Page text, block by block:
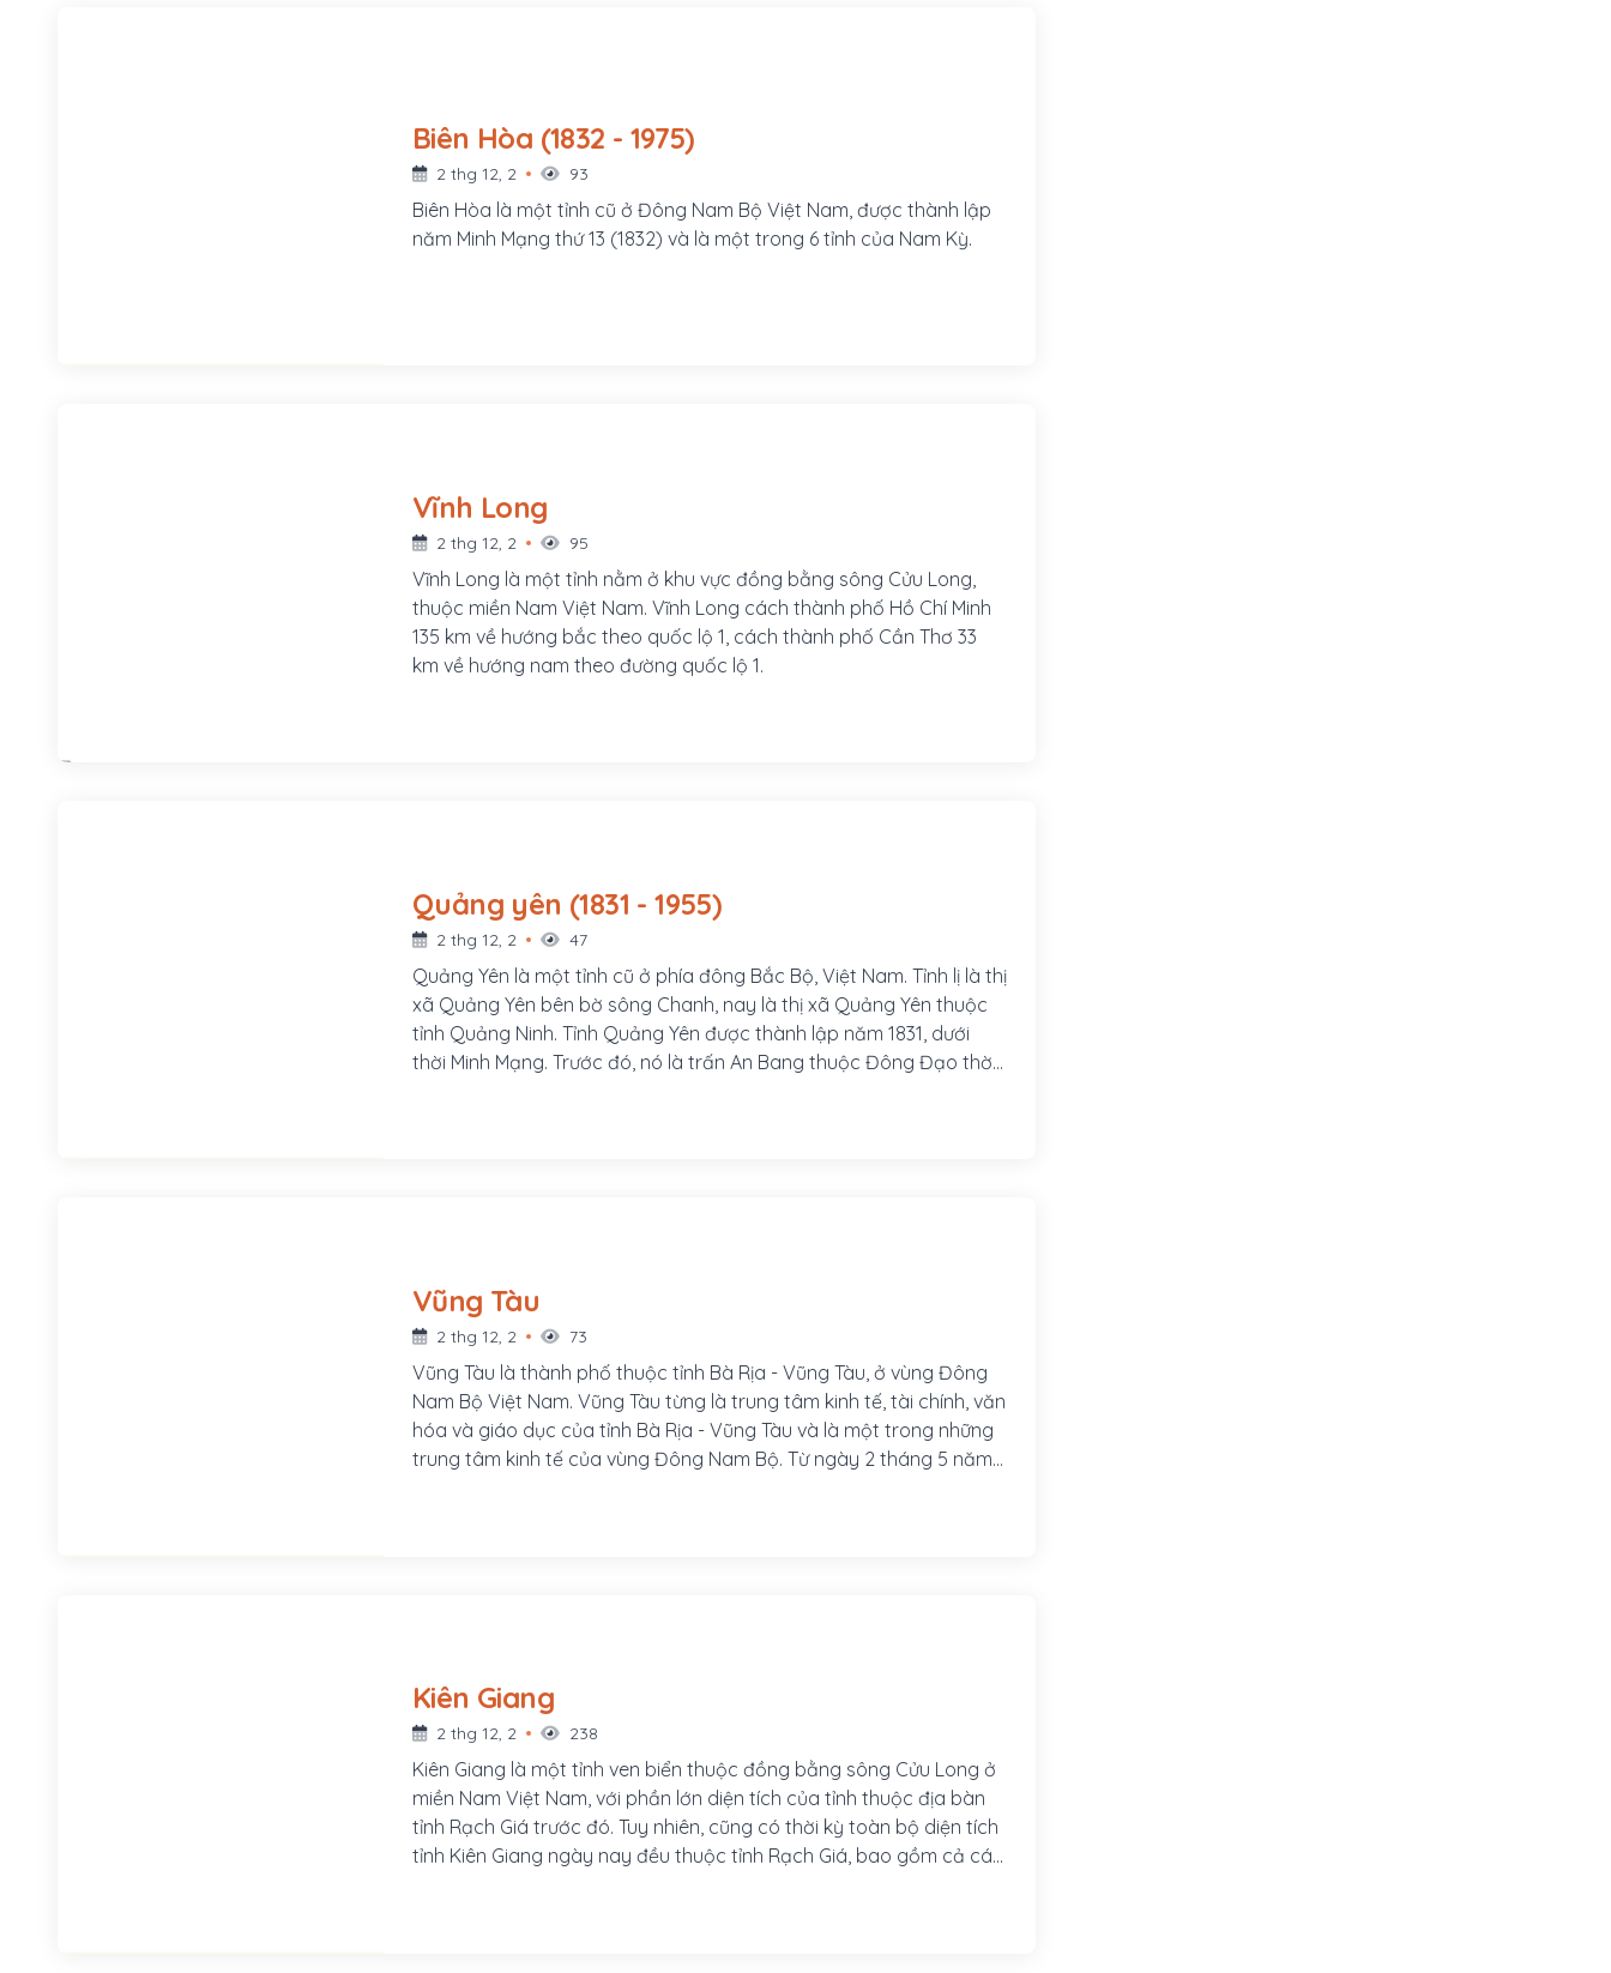
Biên Hòa (1832 - 1975)
2 thg 12, 2 93
Biên Hòa là một tỉnh cũ ở Đông Nam Bộ Việt Nam, được thành lập
năm Minh Mạng thứ 13 (1832) và là một trong 6 tỉnh của Nam Kỳ.
Vĩnh Long
2 thg 12, 2 95
Vĩnh Long là một tỉnh nằm ở khu vực đồng bằng sông Cửu Long,
thuộc miền Nam Việt Nam. Vĩnh Long cách thành phố Hồ Chí Minh
135 km về hướng bắc theo quốc lộ 1, cách thành phố Cần Thơ 33
km về hướng nam theo đường quốc lộ 1.
Quảng yên (1831 - 1955)
2 thg 12, 2 47
Quảng Yên là một tỉnh cũ ở phía đông Bắc Bộ, Việt Nam. Tỉnh lị là thị
xã Quảng Yên bên bờ sông Chanh, nay là thị xã Quảng Yên thuộc
tỉnh Quảng Ninh. Tỉnh Quảng Yên được thành lập năm 1831, dưới
thời Minh Mạng. Trước đó, nó là trấn An Bang thuộc Đông Đạo thời
Vũng Tàu
2 thg 12, 2 73
Vũng Tàu là thành phố thuộc tỉnh Bà Rịa - Vũng Tàu, ở vùng Đông
Nam Bộ Việt Nam. Vũng Tàu từng là trung tâm kinh tế, tài chính, văn
hóa và giáo dục của tỉnh Bà Rịa - Vũng Tàu và là một trong những
trung tâm kinh tế của vùng Đông Nam Bộ. Từ ngày 2 tháng 5 năm
Kiên Giang
2 thg 12, 2 238
Kiên Giang là một tỉnh ven biển thuộc đồng bằng sông Cửu Long ở
miền Nam Việt Nam, với phần lớn diện tích của tỉnh thuộc địa bàn
tỉnh Rạch Giá trước đó. Tuy nhiên, cũng có thời kỳ toàn bộ diện tích
tỉnh Kiên Giang ngày nay đều thuộc tỉnh Rạch Giá, bao gồm cả các